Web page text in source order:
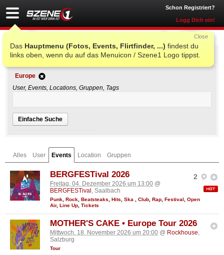
Schon Registriert?
Logg Dich ein!
Das Hauptmenu (Fotos, Events, Flirtfinder, ...) findest du
links oben, wenn du auf das Menuicon / Szene1 Logo tippst.
Close
Einfache Suche
Europe
User, Events, Locations, Gruppen, Tags
Einfache Suche
Alles User Events Location Gruppen
2
BERGFESTival 2026
Freitag, 04. Dezember 2026 um 13:00 @
BERGFESTival, Saalbach
Punk Rock Beatsteaks Hits Ska Club Rap Festival
Open
Air, Line Up Tickets
MOTHER'S CAKE • Europe Tour 2026
Mittwoch, 18. November 2026 um 20:00 @ Rockhouse,
Salzburg
Tour